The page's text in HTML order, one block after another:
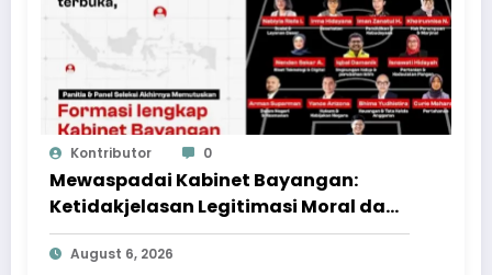
Kontributor 0
Mewaspadai Kabinet Bayangan:
Ketidakjelasan Legitimasi Moral dan
Representasi
August 6, 2026